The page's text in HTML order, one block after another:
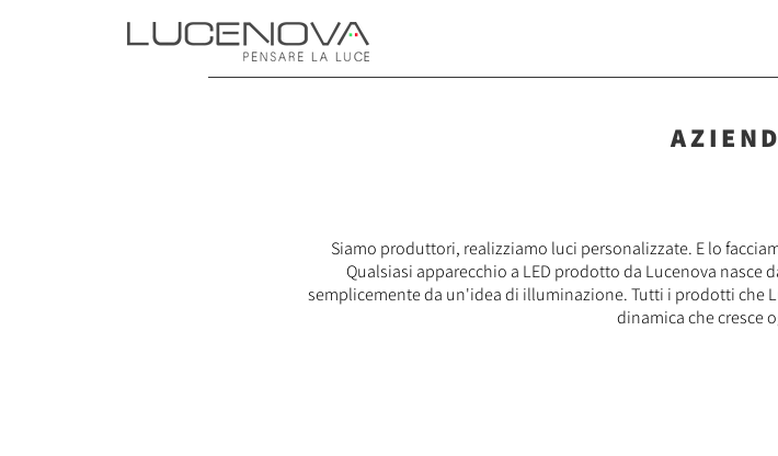
Siamo produttori, realizziamo luci personalizzate. E lo
Qualsiasi apparecchio a LED prodotto da Lucenova nasce
semplicemente da un'idea di illuminazione. Tutti i prodotti che
dinamica che cresce